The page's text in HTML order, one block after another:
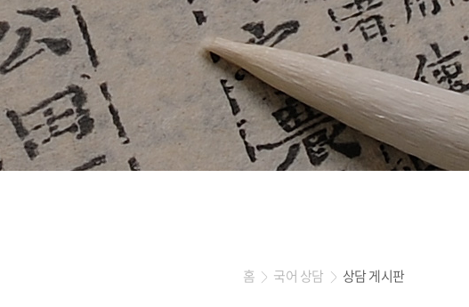
홈 > 국어 상담 > 상담 게시판